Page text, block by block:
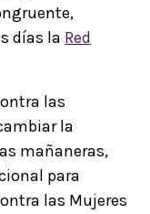
días la Red
las
la
mañaneras,
para
las Mujeres